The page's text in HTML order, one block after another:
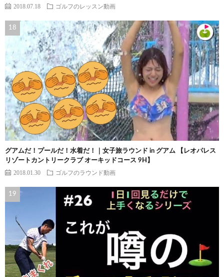
2018.07.18 ゴルフのレッスン動画
グアムだ！プールだ！水着だ！｜女子旅ラウンド in グアム 【レオパレス
リゾートカントリークラブ オーキッドコース 9H】
2018.01.30 ゴルフのラウンド動画